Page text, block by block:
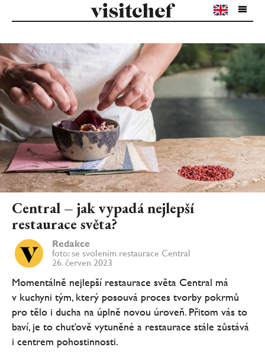
Central – jak vypadá nejlepší
restaurace světa?
Redakce
foto: se svolením restaurace Central
26. červen 2023
Momentálně nejlepší restaurace světa Central má
v kuchyni tým, který posouvá proces tvorby pokrmů
pro tělo i ducha na úplně novou úroveň. Přitom vás to
baví, je to chuťově vytuněné a restaurace stále zůstává
i centrem pohostinnosti.